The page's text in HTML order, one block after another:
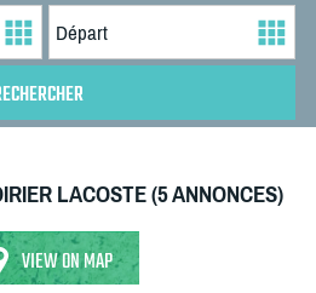
LACOSTE (5 ANNONCES)
VIEW ON MAP